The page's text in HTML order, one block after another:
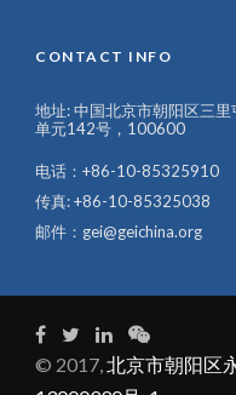
CONTACT INFO
地址: 中国北京市朝阳区三
单元142号，100600
电话：+86-10-85325910
传真: +86-10-85325038
邮件：gei@geichina.org
© 2017, 北京市朝阳区